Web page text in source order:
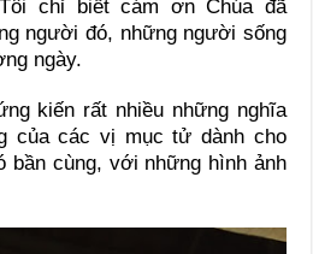
chỉ biết cám ơn Chúa đã
người đó, những người sống
ngày.
kiến rất nhiều những nghĩa
của các vị mục tử dành cho
bần cùng, với những hình ảnh